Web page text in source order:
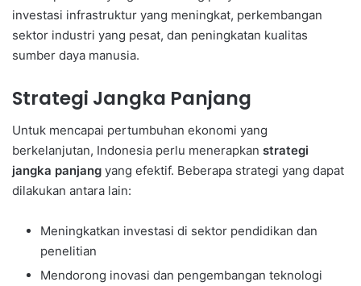
investasi infrastruktur yang meningkat, perkembangan
sektor industri yang pesat, dan peningkatan kualitas
sumber daya manusia.
Strategi Jangka Panjang
Untuk mencapai pertumbuhan ekonomi yang
berkelanjutan, Indonesia perlu menerapkan strategi
jangka panjang yang efektif. Beberapa strategi yang dapat
dilakukan antara lain:
Meningkatkan investasi di sektor pendidikan dan
penelitian
Mendorong inovasi dan pengembangan teknologi